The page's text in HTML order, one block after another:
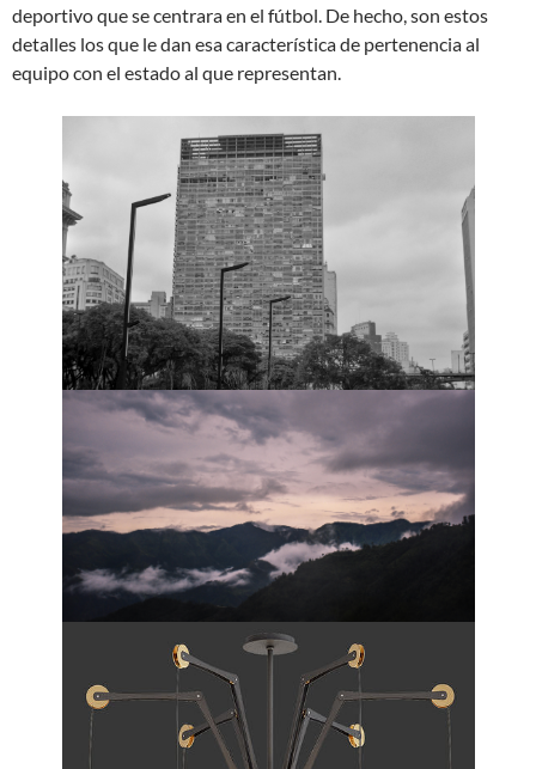
deportivo que se centrara en el fútbol. De hecho, son estos
detalles los que le dan esa característica de pertenencia al
equipo con el estado al que representan.